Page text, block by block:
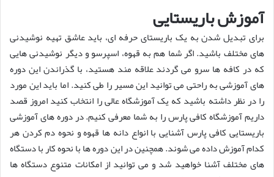
آموزش باریستایی
برای تبدیل شدن به یک باریستای حرفه ‌ای، باید عاشق تهیه نوشیدنی
های مختلف باشید. اگر شما هم به قهوه، اسپرسو و دیگر نوشیدنی هایی
که در کافه ها سرو می گردند علاقه مند هستید، با گذراندن این دوره
های آموزشی به راحتی می توانید این مسیر را طی کنید. اما باید این مورد
را در نظر داشته باشید که یک آموزشگاه عالی را انتخاب کنید امروز قصد
داریم آموزشگاه کافی پارس را به شما معرفی کنیم. در دوره های آموزشی
باریستایی کافی پارس آشنایی با انواع دانه ها قهوه و نحوه دم کردن هر
کدام آموزش داده می شوند. همچنین در این دوره ها با نحوه کار با دستگاه
های مختلف آشنا خواهید شد و می توانید از امکانات متنوع دستگاه ها